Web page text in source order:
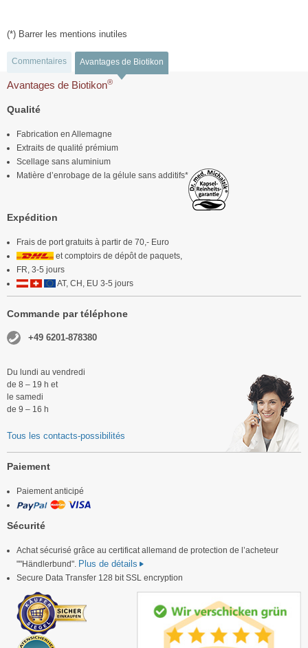
(*) Barrer les mentions inutiles
Commentaires Avantages de Biotikon
Avantages de Biotikon®
Qualité
Fabrication en Allemagne
Extraits de qualité prémium
Scellage sans aluminium
Matière d’enrobage de la gélule sans additifs*
Expédition
Frais de port gratuits à partir de 70,- Euro
et comptoirs de dépôt de paquets,
FR, 3-5 jours
AT, CH, EU 3-5 jours
Commande par téléphone
+49 6201-878380
Du lundi au vendredi
de 8 – 19 h et
le samedi
de 9 – 16 h
Tous les contacts-possibilités
Paiement
Paiement anticipé
Sécurité
Achat sécurisé grâce au certificat allemand de protection de l’acheteur
""Händlerbund". Plus de détails
Secure Data Transfer 128 bit SSL encryption